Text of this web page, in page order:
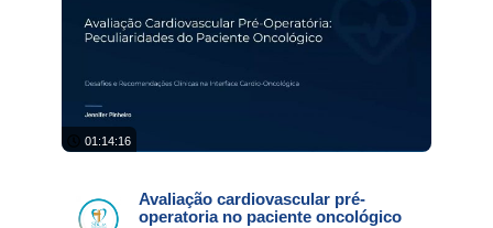
01:14:16
Avaliação cardiovascular pré-
operatoria no paciente oncológico